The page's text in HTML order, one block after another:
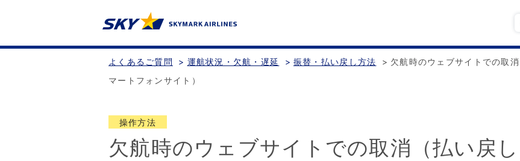
よくあるご質問 > 運航状況・欠航・遅延 > 振替・払い戻し方法 > 欠航時のウェブサイトでの取
マートフォンサイト）
操作方法
欠航時のウェブサイトでの取消（払い戻